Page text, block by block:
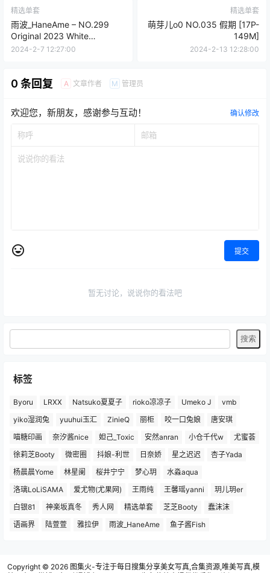
精选单套
雨波_HaneAme – NO.299
Original 2023 White
Christmas Moose Onesan(麋
2024-2-7 12:27:00
精选单套
萌芽儿o0 NO.035 假期 [17P-
149M]
2024-2-13 12:28:00
0 条回复 A 文章作者 M 管理员
欢迎您，新朋友，感谢参与互动！ 确认修改
提交
暂无讨论，说说你的看法吧
标签
Byoru LRXX Natsuko夏夏子 rioko凉凉子 Umeko J
vmb
yiko湿润兔
yuuhui玉汇 ZinieQ 丽柜 咬一口兔娘
唐安琪
喵糖印画
奈汐酱nice 妲己_Toxic 安然anran 小仓千代w
尤蜜荟
徐莉芝Booty
微密圈 抖娘-利世 日奈娇 星之迟迟
杏子Yada
杨晨晨Yome
林星阑 桜井宁宁 梦心玥
水淼aqua
洛璃LoLiSAMA
爱尤物(尤果网) 王雨纯 王馨瑶yanni
玥儿玥er
白银81
神楽坂真冬 秀人网 精选单套 芝芝Booty
蠢沫沫
语画界
陆萱萱 雅拉伊 雨波_HaneAme 鱼子酱Fish
Copyright © 2026 图集火-专注于每日搜集分享美女写真,合集资源,唯美写真,模